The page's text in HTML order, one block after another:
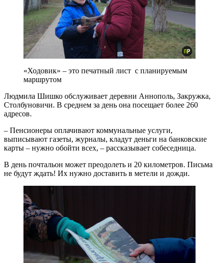
«Ходовик» – это печатный лист с планируемым
маршрутом
Людмила Шишко обслуживает деревни Аннополь, Закружка,
Столбуновичи. В среднем за день она посещает более 260
адресов.
– Пенсионеры оплачивают коммунальные услуги,
выписывают газеты, журналы, кладут деньги на банковские
карты – нужно обойти всех, – рассказывает собеседница.
В день почтальон может преодолеть и 20 километров. Письма
не будут ждать! Их нужно доставить в метели и дожди.